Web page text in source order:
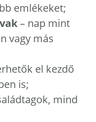
emlékeket;
– nap mint
vagy más
el kezdő
is;
mind